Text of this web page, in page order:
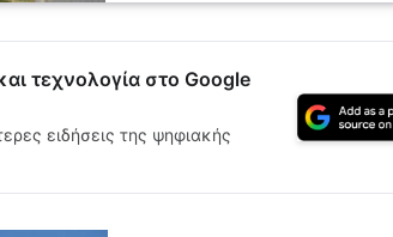
τεχνολογία στο Google
ειδήσεις της ψηφιακής